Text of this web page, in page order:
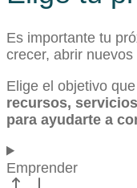
Es importante tu
crecer, abrir
Elige el objetivo
recursos,
para ayudarte a
Emprender